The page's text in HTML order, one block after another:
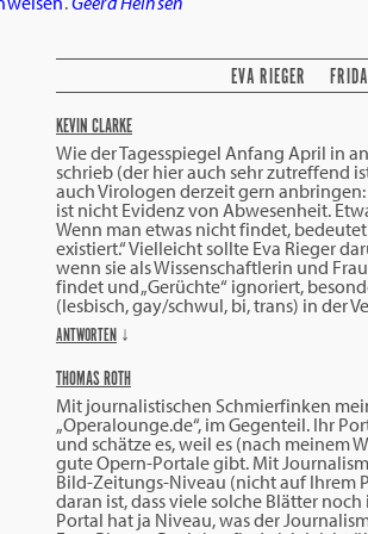
EVA RIEGER
KEVIN CLARKE
Wie der Tagesspiegel Anfang April in
schrieb (der hier auch sehr zutreffend
auch Virologen derzeit gern
ist nicht Evidenz von Abwesenheit.
Wenn man etwas nicht findet,
existiert.“ Vielleicht sollte Eva Rieger
wenn sie als Wissenschaftlerin und
findet und „Gerüchte“ ignoriert,
(lesbisch, gay/schwul, bi, trans) in der
ANTWORTEN ↓
THOMAS ROTH
Mit journalistischen Schmierfinken
„Operalounge.de“, im Gegenteil. Ihr
und schätze es, weil es (nach meinem
gute Opern-Portale gibt. Mit
Bild-Zeitungs-Niveau (nicht auf Ihrem
daran ist, dass viele solche Blätter
Portal hat ja Niveau, was der